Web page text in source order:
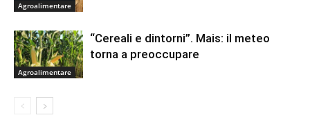
Agroalimentare
Agroalimentare
“Cereali e dintorni”. Mais: il meteo
torna a preoccupare